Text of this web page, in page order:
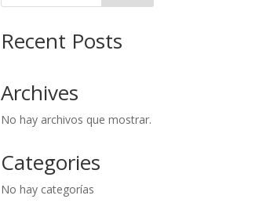
Recent Posts
Archives
No hay archivos que mostrar.
Categories
No hay categorías